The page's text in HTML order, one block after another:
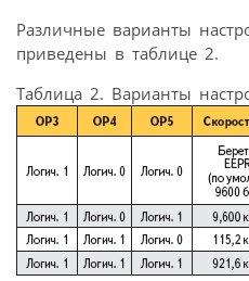
Различные варианты
приведены в таблице 2.
Таблица 2. Варианты